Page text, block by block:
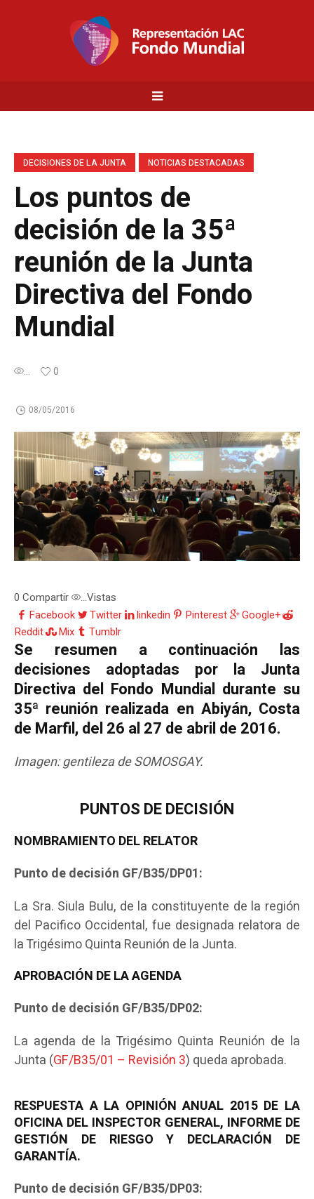
DECISIONES DE LA JUNTA NOTICIAS DESTACADAS
Los puntos de
decisión de la 35ª
reunión de la Junta
Directiva del Fondo
Mundial
... 0
08/05/2016
0 Compartir ...Vistas
Facebook
Twitter linkedin Pinterest
Google+
Reddit
Mix Tumblr
Se resumen a continuación las
decisiones adoptadas por la Junta
Directiva del Fondo Mundial durante su
35ª reunión realizada en Abiyán, Costa
de Marfil, del 26 al 27 de abril de 2016.
Imagen: gentileza de SOMOSGAY.
PUNTOS DE DECISIÓN
NOMBRAMIENTO DEL RELATOR
Punto de decisión GF/B35/DP01:
La Sra. Siula Bulu, de la constituyente de la región
del Pacifico Occidental, fue designada relatora de
la Trigésimo Quinta Reunión de la Junta.
APROBACIÓN DE LA AGENDA
Punto de decisión GF/B35/DP02:
La agenda de la Trigésimo Quinta Reunión de la
Junta (GF/B35/01 – Revisión 3) queda aprobada.
RESPUESTA A LA OPINIÓN ANUAL 2015 DE LA
OFICINA DEL INSPECTOR GENERAL, INFORME DE
GESTIÓN DE RIESGO Y DECLARACIÓN DE
GARANTÍA.
Punto de decisión GF/B35/DP03: